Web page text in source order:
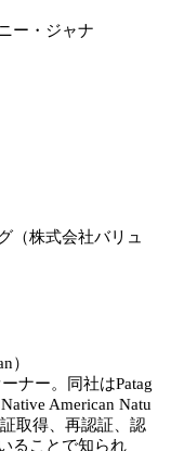
ー・ジャナ
（株式会社バリュ
）
ナー。同社はPatag
American Natu
取得、再認証、認
ることで知られ